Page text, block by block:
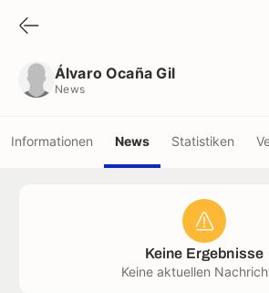
Álvaro Ocaña Gil
News
Informationen News Statistiken
Keine Ergebnisse
Keine aktuellen